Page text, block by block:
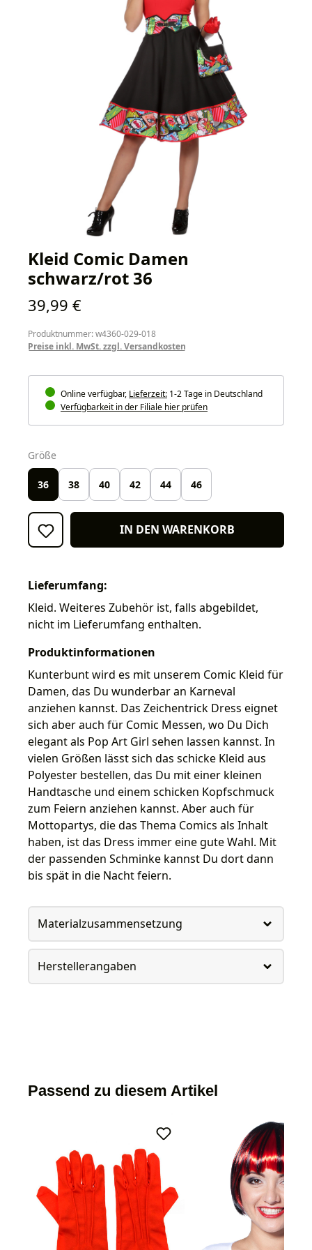
Kleid Comic Damen
schwarz/rot 36
Regulärer Preis:
39,99 €
Produktnummer: w4360-029-018
Preise inkl. MwSt. zzgl. Versandkosten
Online verfügbar, Lieferzeit: 1-2 Tage in Deutschland
Verfügbarkeit in der Filiale hier prüfen
Größe
36 38 40 42 44 46
IN DEN WARENKORB
Lieferumfang:
Kleid. Weiteres Zubehör ist, falls abgebildet,
nicht im Lieferumfang enthalten.
Produktinformationen
Kunterbunt wird es mit unserem Comic Kleid für
Damen, das Du wunderbar an Karneval
anziehen kannst. Das Zeichentrick Dress eignet
sich aber auch für Comic Messen, wo Du Dich
elegant als Pop Art Girl sehen lassen kannst. In
vielen Größen lässt sich das schicke Kleid aus
Polyester bestellen, das Du mit einer kleinen
Handtasche und einem schicken Kopfschmuck
zum Feiern anziehen kannst. Aber auch für
Mottopartys, die das Thema Comics als Inhalt
haben, ist das Dress immer eine gute Wahl. Mit
der passenden Schminke kannst Du dort dann
bis spät in die Nacht feiern.
Materialzusammensetzung
Herstellerangaben
Passend zu diesem Artikel